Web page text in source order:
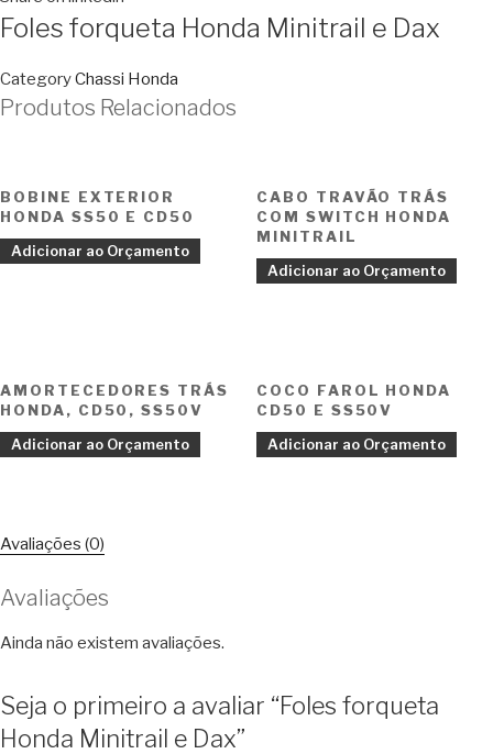
Foles forqueta Honda Minitrail e Dax
CategoryChassi Honda
Produtos Relacionados
BOBINE EXTERIOR
HONDA SS50 E CD50
Adicionar ao Orçamento
CABO TRAVÃO TRÁS
COM SWITCH HONDA
MINITRAIL
Adicionar ao Orçamento
AMORTECEDORES TRÁS
HONDA, CD50, SS50V
Adicionar ao Orçamento
COCO FAROL HONDA
CD50 E SS50V
Adicionar ao Orçamento
Avaliações (0)
Avaliações
Ainda não existem avaliações.
Seja o primeiro a avaliar “Foles forqueta
Honda Minitrail e Dax”